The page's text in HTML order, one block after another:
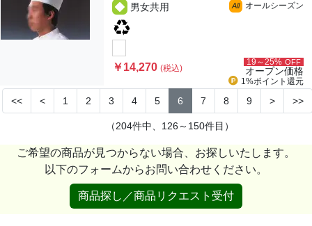
男女共用
All オールシーズン
￥14,270(税込)
19～25% OFF
オープン価格
1%ポイント 還元
<< < 1 2 3 4 5 6 7 8 9 > >>
（204件中、126～150件目）
ご希望の商品が見つからない場合、お探しいたします。
以下のフォームからお問い合わせください。
商品探し／商品リクエスト受付